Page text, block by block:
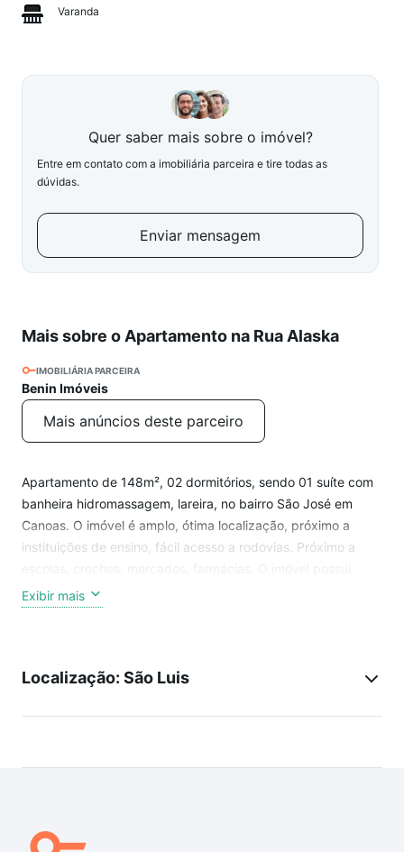
Varanda
Quer saber mais sobre o imóvel?
Entre em contato com a imobiliária parceira e tire todas as
dúvidas.
Enviar mensagem
Mais sobre o Apartamento na Rua Alaska
IMOBILIÁRIA PARCEIRA
Benin Imóveis
Mais anúncios deste parceiro
Apartamento de 148m², 02 dormitórios, sendo 01 suíte com
banheira hidromassagem, lareira, no bairro São José em
Canoas. O imóvel é amplo, ótima localização, próximo a
instituições de ensino, fácil acesso a rodovias. Próximo a
ótimo acabamento, sendo dormitórios e sala com piso
laminado e cozinha, área de serviço, banheiros com piso
espaço gourmet e apreciar a vista perene da cidade. Valores
Exibir mais
Localização: São Luis